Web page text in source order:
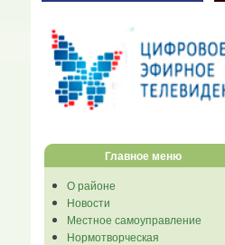
Главное меню
О районе
Новости
Местное самоуправление
Нормотворческая